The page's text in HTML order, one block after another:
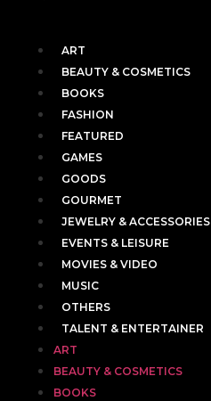
ART
BEAUTY & COSMETICS
BOOKS
FASHION
FEATURED
GAMES
GOODS
GOURMET
JEWELRY & ACCESSORIES
EVENTS & LEISURE
MOVIES & VIDEO
MUSIC
OTHERS
TALENT & ENTERTAINER
ART
BEAUTY & COSMETICS
BOOKS